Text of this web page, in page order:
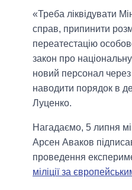
«Треба ліквідувати
справ, припинити
переатестацію
закон про
новий персонал через
наводити порядок в
Луценко.
Нагадаємо, 5 липня
Арсен Аваков
проведення
міліції за